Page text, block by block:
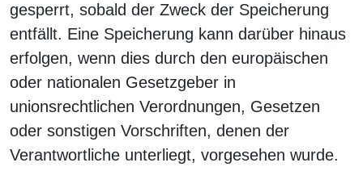
gesperrt, sobald der Zweck der Speicherung
entfällt. Eine Speicherung kann darüber hinaus
erfolgen, wenn dies durch den europäischen
oder nationalen Gesetzgeber in
unionsrechtlichen Verordnungen, Gesetzen
oder sonstigen Vorschriften, denen der
Verantwortliche unterliegt, vorgesehen wurde.